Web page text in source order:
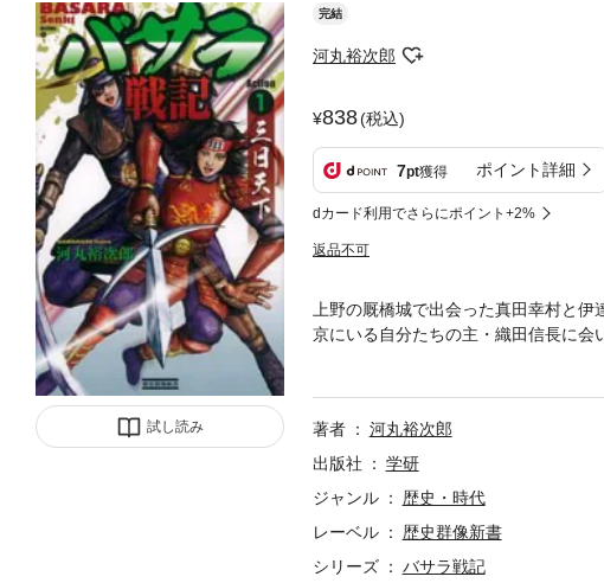
試し読み
完結
河丸裕次郎
838(税込)
7pt獲得 ポイント詳細
dカード利用でさらにポイント+2%
返品不可
上野の厩橋城で出会った真田幸村と
京にいる自分たちの主・織田信長に
著者
河丸裕次郎
出版社
学研
ジャンル
歴史・時代
レーベル
歴史群像新書
シリーズ
バサラ戦記